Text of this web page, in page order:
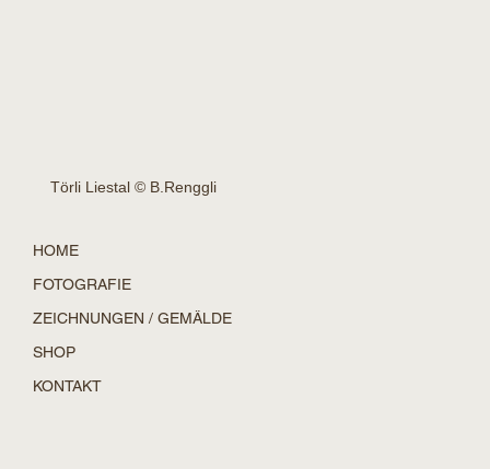
Törli Liestal © B.Renggli
HOME
FOTOGRAFIE
ZEICHNUNGEN / GEMÄLDE
SHOP
KONTAKT